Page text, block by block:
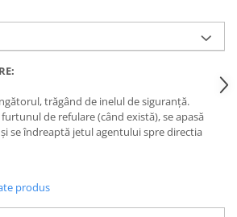
trăgând de inelul de siguranță.
de refulare (când există), se apasă
se îndreaptă jetul agentului spre directia
produs